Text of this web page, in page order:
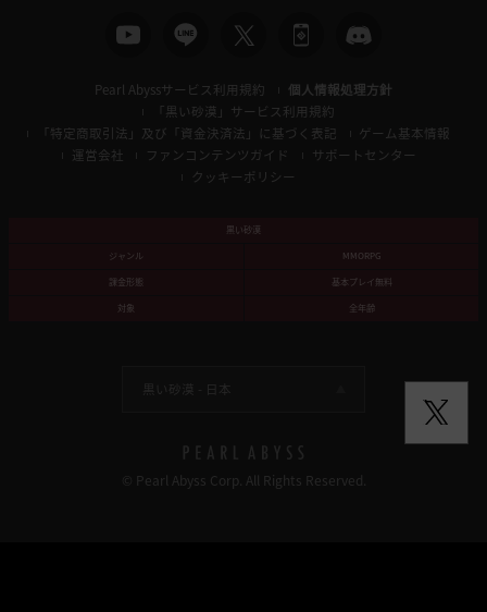
Pearl Abyssサービス利用規約
個人情報処理方針
「黒い砂漠」サービス利用規約
「特定商取引法」及び「資金決済法」に基づく表記
ゲーム基本情報
運営会社
ファンコンテンツガイド
サポートセンター
クッキーポリシー
黒い砂漠
ジャンル
MMORPG
課金形態
基本プレイ無料
対象
全年齢
黒い砂漠 -
© Pearl Abyss Corp. All Rights Reserved.